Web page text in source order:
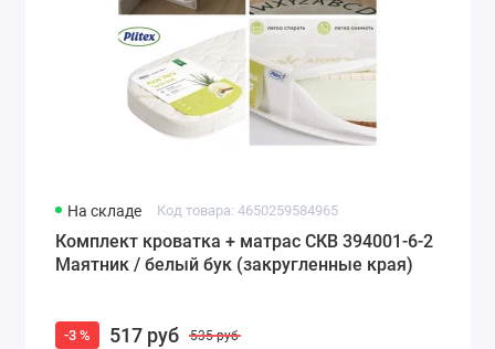
На складе Код товара: 4650259584965
Комплект кроватка + матрас СКВ 394001-6-2
Маятник / белый бук (закругленные края)
-3 % 517 руб 535 руб